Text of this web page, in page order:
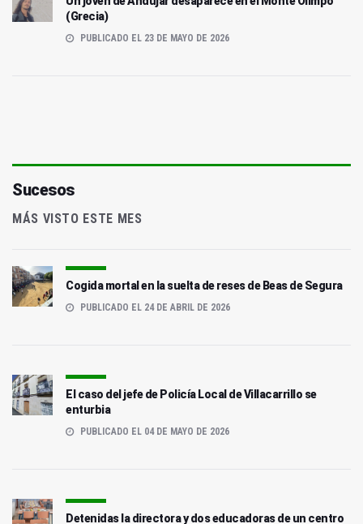
(Grecia)
PUBLICADO EL 23 DE MAYO DE 2026
Sucesos
MÁS VISTO ESTE MES
Cogida mortal en la suelta de reses de Beas de Segura
PUBLICADO EL 24 DE ABRIL DE 2026
El caso del jefe de Policía Local de Villacarrillo se
enturbia
PUBLICADO EL 04 DE MAYO DE 2026
Detenidas la directora y dos educadoras de un centro